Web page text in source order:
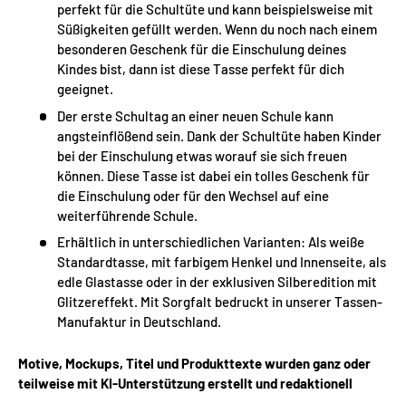
perfekt für die Schultüte und kann beispielsweise mit
Süßigkeiten gefüllt werden. Wenn du noch nach einem
besonderen Geschenk für die Einschulung deines
Kindes bist, dann ist diese Tasse perfekt für dich
geeignet.
Der erste Schultag an einer neuen Schule kann
angsteinflößend sein. Dank der Schultüte haben Kinder
bei der Einschulung etwas worauf sie sich freuen
können. Diese Tasse ist dabei ein tolles Geschenk für
die Einschulung oder für den Wechsel auf eine
weiterführende Schule.
Erhältlich in unterschiedlichen Varianten: Als weiße
Standardtasse, mit farbigem Henkel und Innenseite, als
edle Glastasse oder in der exklusiven Silberedition mit
Glitzereffekt. Mit Sorgfalt bedruckt in unserer Tassen-
Manufaktur in Deutschland.
Motive, Mockups, Titel und Produkttexte wurden ganz oder
teilweise mit KI-Unterstützung erstellt und redaktionell